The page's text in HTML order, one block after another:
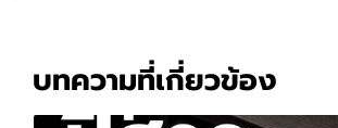
บทความที่เกี่ยวข้อง